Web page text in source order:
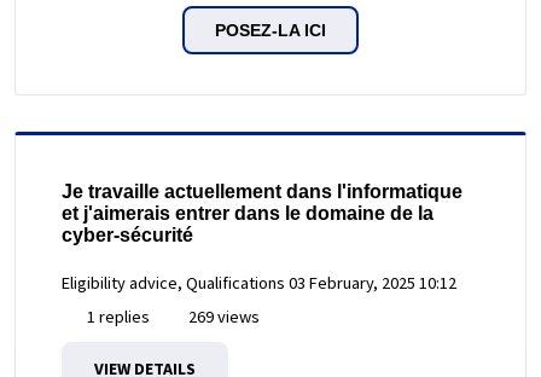
POSEZ-LA ICI
Je travaille actuellement dans l'informatique
et j'aimerais entrer dans le domaine de la
cyber-sécurité
Eligibility advice, Qualifications 03 February, 2025 10:12
1 replies
269 views
VIEW DETAILS